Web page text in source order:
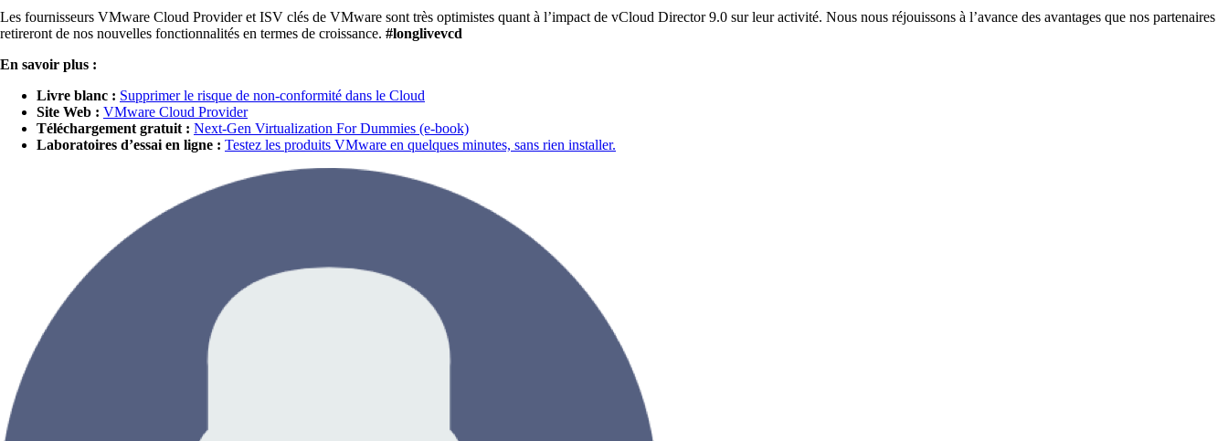
Les fournisseurs VMware Cloud Provider et ISV clés de VMware sont très optimistes quant à l’impact de vCloud Director 9.0 sur leur activité. Nous nous réjouissons à l’avance des avantages que nos partenaires
retireront de nos nouvelles fonctionnalités en termes de croissance. #longlivevcd
En savoir plus :
Livre blanc : Supprimer le risque de non-conformité dans le Cloud
Site Web : VMware Cloud Provider
Téléchargement gratuit : Next-Gen Virtualization For Dummies (e-book)
Laboratoires d’essai en ligne : Testez les produits VMware en quelques minutes, sans rien installer.